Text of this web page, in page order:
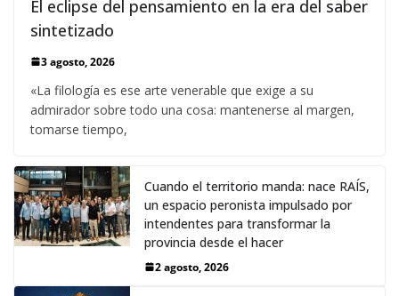
El eclipse del pensamiento en la era del saber
sintetizado
3 agosto, 2026
«La filología es ese arte venerable que exige a su
admirador sobre todo una cosa: mantenerse al margen,
tomarse tiempo,
Cuando el territorio manda: nace RAÍS,
un espacio peronista impulsado por
intendentes para transformar la
provincia desde el hacer
2 agosto, 2026